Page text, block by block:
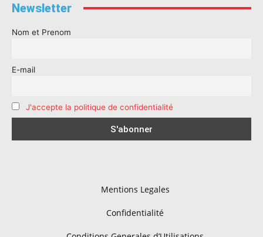
Newsletter
Nom et Prenom
E-mail
J'accepte la politique de confidentialité
Mentions Legales
Confidentialité